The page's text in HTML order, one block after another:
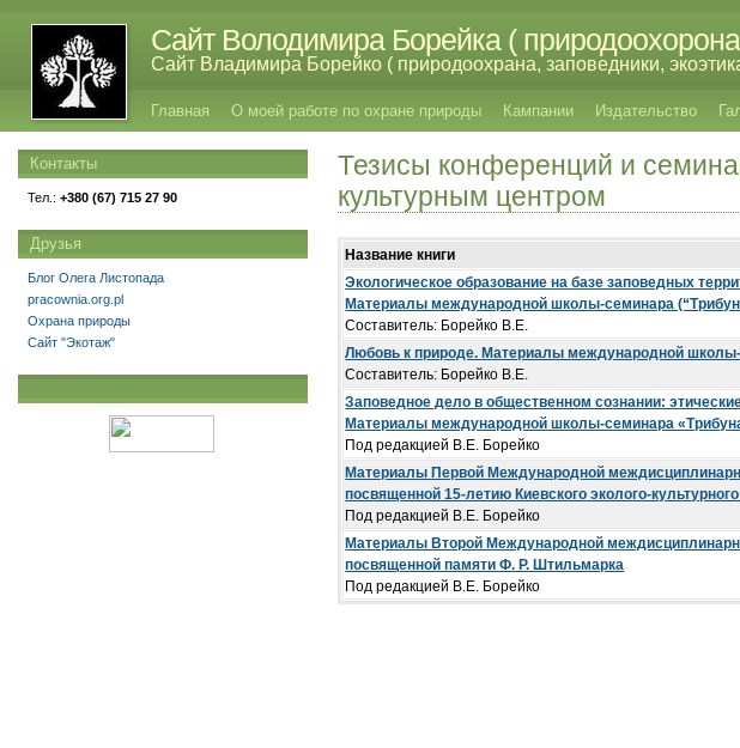
Сайт Володимира Борейка (
Сайт Владимира Борейко ( природоохрана, заповедники,
Главная О моей работе по охране природы Кампании Издательство
Тезисы конференций и
культурным центром
Название книги
Экологическое обpазование на базе заповедных
Матеpиалы междунаpодной школы-семинаpа
Cоставитель: Борейко В.Е.
Любовь к природе. Материалы международной школы-
Cоставитель: Борейко В.Е.
Заповедное дело в общественном сознании:
Материалы международной школы-семинара
Под редакцией В.Е. Борейко
Материалы Первой Международной
посвященной 15-летию Киевского эколого-
Под редакцией В.Е. Борейко
Материалы Второй Международной
посвященной памяти Ф. Р. Штильмарка
Под редакцией В.Е. Борейко
Контакты
Тел.: +380 (67) 715 27 90
Друзья
Блог Олега Листопада
pracownia.org.pl
Охрана природы
Сайт "Экотаж"